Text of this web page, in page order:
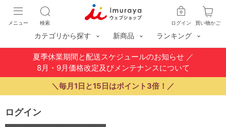
買い物かご
ログイン
検索
メニュー
カテゴリから探す 新商品 ランキング
夏季休業期間と配送スケジュールのお知らせ／
8月・9月価格改定及びメンテナンスについて
＼毎月1日と15日はポイント3倍！／
ログイン